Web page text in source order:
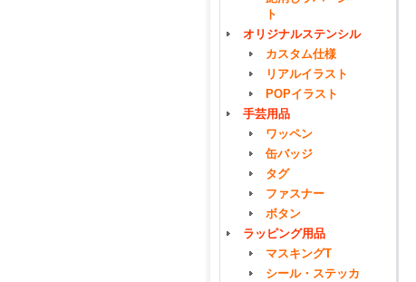
ト
オリジナルステンシル
カスタム仕様
リアルイラスト
POPイラスト
手芸用品
ワッペン
缶バッジ
タグ
ファスナー
ボタン
ラッピング用品
マスキングT
シール・ステッカ